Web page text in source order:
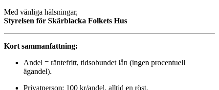
Med vänliga hälsningar,
Styrelsen för Skärblacka Folkets Hus
Kort sammanfattning:
Andel = räntefritt, tidsobundet lån (ingen procentuell
ägandel).
Privatperson: 100 kr/andel, alltid en röst.